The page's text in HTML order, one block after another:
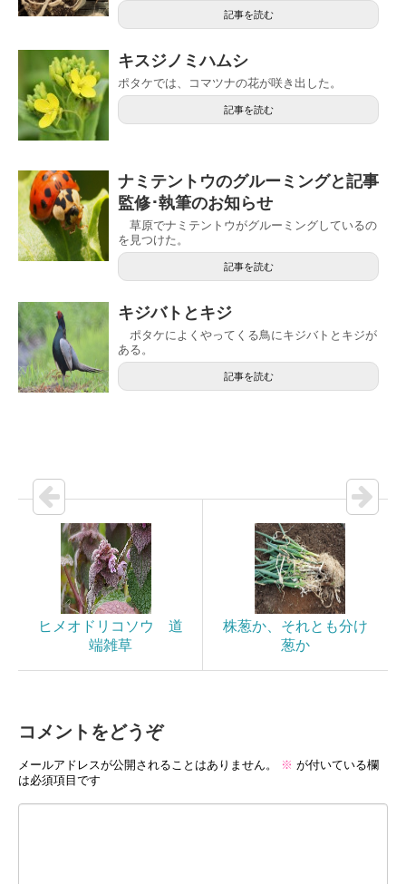
記事を読む
キスジノミハムシ
ポタケでは、コマツナの花が咲き出した。
記事を読む
ナミテントウのグルーミングと記事
監修･執筆のお知らせ
草原でナミテントウがグルーミングしているの
を見つけた。
記事を読む
キジバトとキジ
ポタケによくやってくる鳥にキジバトとキジが
ある。
記事を読む
ヒメオドリコソウ 道
端雑草
株葱か、それとも分け
葱か
コメントをどうぞ
メールアドレスが公開されることはありません。 ※ が付いている欄
は必須項目です